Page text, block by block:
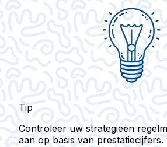
Tip
Controleer uw strategieën
aan op basis van prestatiecijfers.